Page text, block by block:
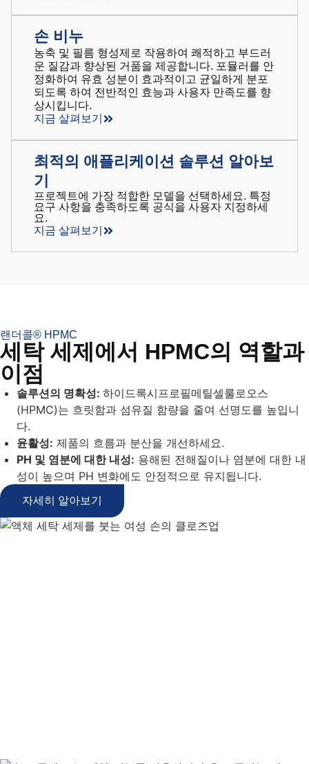
손 비누
농축 및 필름 형성제로 작용하여 쾌적하고 부드러
운 질감과 향상된 거품을 제공합니다. 포뮬러를 안
정화하여 유효 성분이 효과적이고 균일하게 분포
되도록 하여 전반적인 효능과 사용자 만족도를 향
상시킵니다.
지금 살펴보기
최적의 애플리케이션 솔루션 알아보
기
프로젝트에 가장 적합한 모델을 선택하세요. 특정
요구 사항을 충족하도록 공식을 사용자 지정하세
요.
지금 살펴보기
랜더콜® HPMC
세탁 세제에서 HPMC의 역할과
이점
솔루션의 명확성: 하이드록시프로필메틸셀룰로오스
(HPMC)는 흐릿함과 섬유질 함량을 줄여 선명도를 높입니
다.
윤활성: 제품의 흐름과 분산을 개선하세요.
PH 및 염분에 대한 내성: 용해된 전해질이나 염분에 대한 내
성이 높으며 PH 변화에도 안정적으로 유지됩니다.
자세히 알아보기